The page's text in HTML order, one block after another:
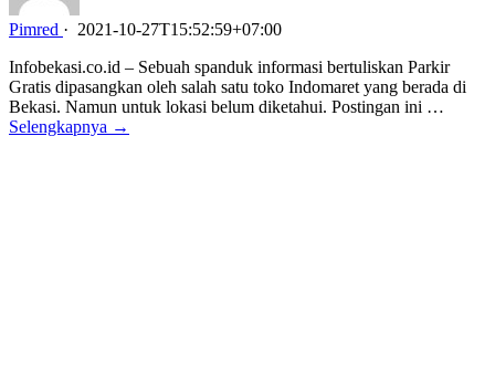
Pimred · 2021-10-27T15:52:59+07:00
Infobekasi.co.id – Sebuah spanduk informasi bertuliskan Parkir
Gratis dipasangkan oleh salah satu toko Indomaret yang berada di
Bekasi. Namun untuk lokasi belum diketahui. Postingan ini …
Selengkapnya →